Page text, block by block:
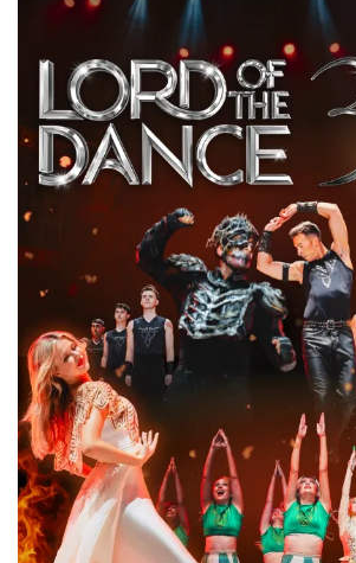
CO, GDZIE, KIEDY W
9.08.2026
Katowice
0.71 km
Muzyka zespołu Metallica
2026
Katowice
1.24 km